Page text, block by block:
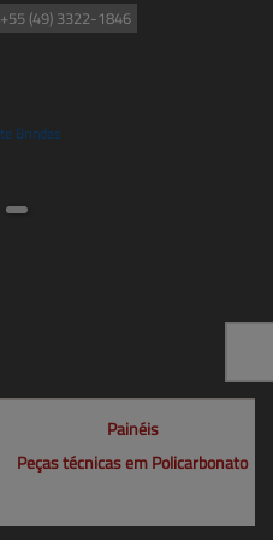
+55 (49) 3322-1846
Painéis
Peças técnicas em Policarbonato